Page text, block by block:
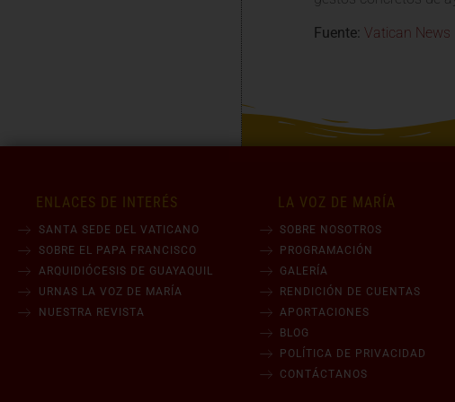
Fuente: Vatican News
ENLACES DE INTERÉS
SANTA SEDE DEL VATICANO
SOBRE EL PAPA FRANCISCO
ARQUIDIÓCESIS DE GUAYAQUIL
URNAS LA VOZ DE MARÍA
NUESTRA REVISTA
LA VOZ DE MARÍA
SOBRE NOSOTROS
PROGRAMACIÓN
GALERÍA
RENDICIÓN DE CUENTAS
APORTACIONES
BLOG
POLÍTICA DE PRIVACIDAD
CONTÁCTANOS